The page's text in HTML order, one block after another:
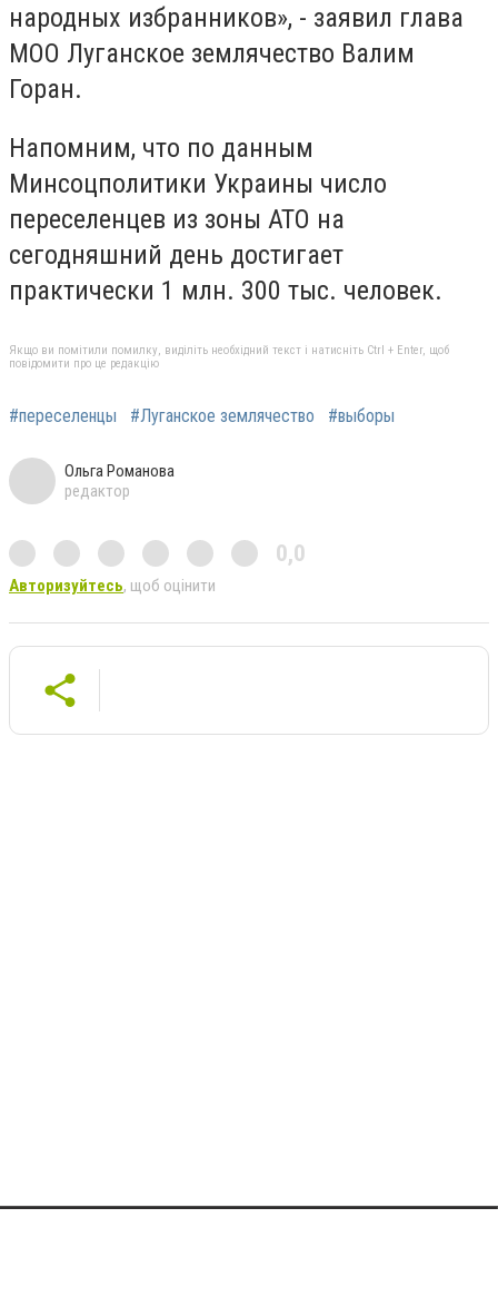
народных избранников», - заявил глава
МОО Луганское землячество Валим
Горан.
Напомним, что по данным
Минсоцполитики Украины число
переселенцев из зоны АТО на
сегодняшний день достигает
практически 1 млн. 300 тыс. человек.
Якщо ви помітили помилку, виділіть необхідний текст і натисніть Ctrl + Enter, щоб
повідомити про це редакцію
#переселенцы #Луганское землячество #выборы
Ольга Романова
редактор
0,0
Авторизуйтесь, щоб оцінити